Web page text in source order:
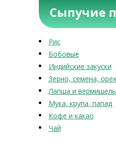
Сыпучие
Рис
Бобовые
Индийские закуски
Зерно, семена,
Лапша и вермишель
Мука, крупа, папад
Кофе и какао
Чай